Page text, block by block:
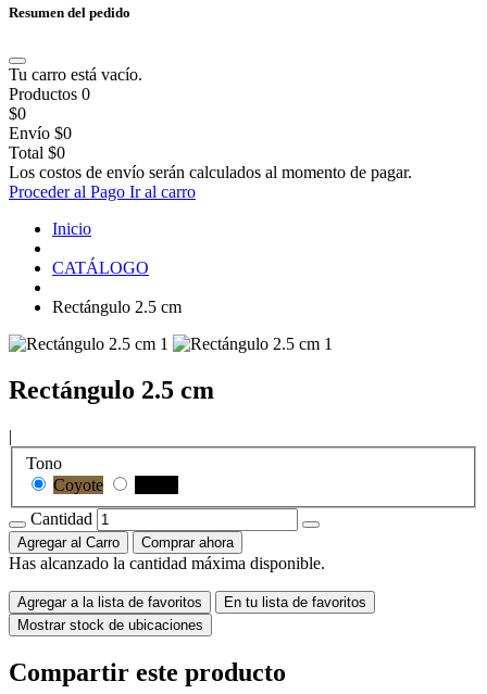
Resumen del pedido
Tu carro está vacío.
Productos 0
$0
Envío $0
Total $0
Los costos de envío serán calculados al momento de pagar.
Proceder al Pago Ir al carro
Inicio
CATÁLOGO
Rectángulo 2.5 cm
Rectángulo 2.5 cm
|
Tono
Coyote
Cantidad
Agregar al Carro Comprar ahora
Has alcanzado la cantidad máxima disponible.
Agregar a la lista de favoritos
En tu lista de favoritos
Mostrar stock de ubicaciones
Compartir este producto